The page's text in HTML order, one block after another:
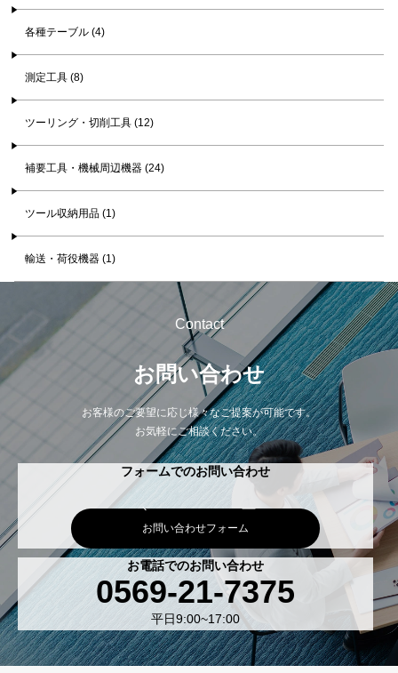
各種テーブル (4)
測定工具 (8)
ツーリング・切削工具 (12)
補要工具・機械周辺機器 (24)
ツール収納用品 (1)
輸送・荷役機器 (1)
Contact
お問い合わせ
お客様のご要望に応じ様々なご提案が可能です。
お気軽にご相談ください。
フォームでのお問い合わせ
お問い合わせフォーム
お電話でのお問い合わせ
0569-21-7375
平日9:00~17:00